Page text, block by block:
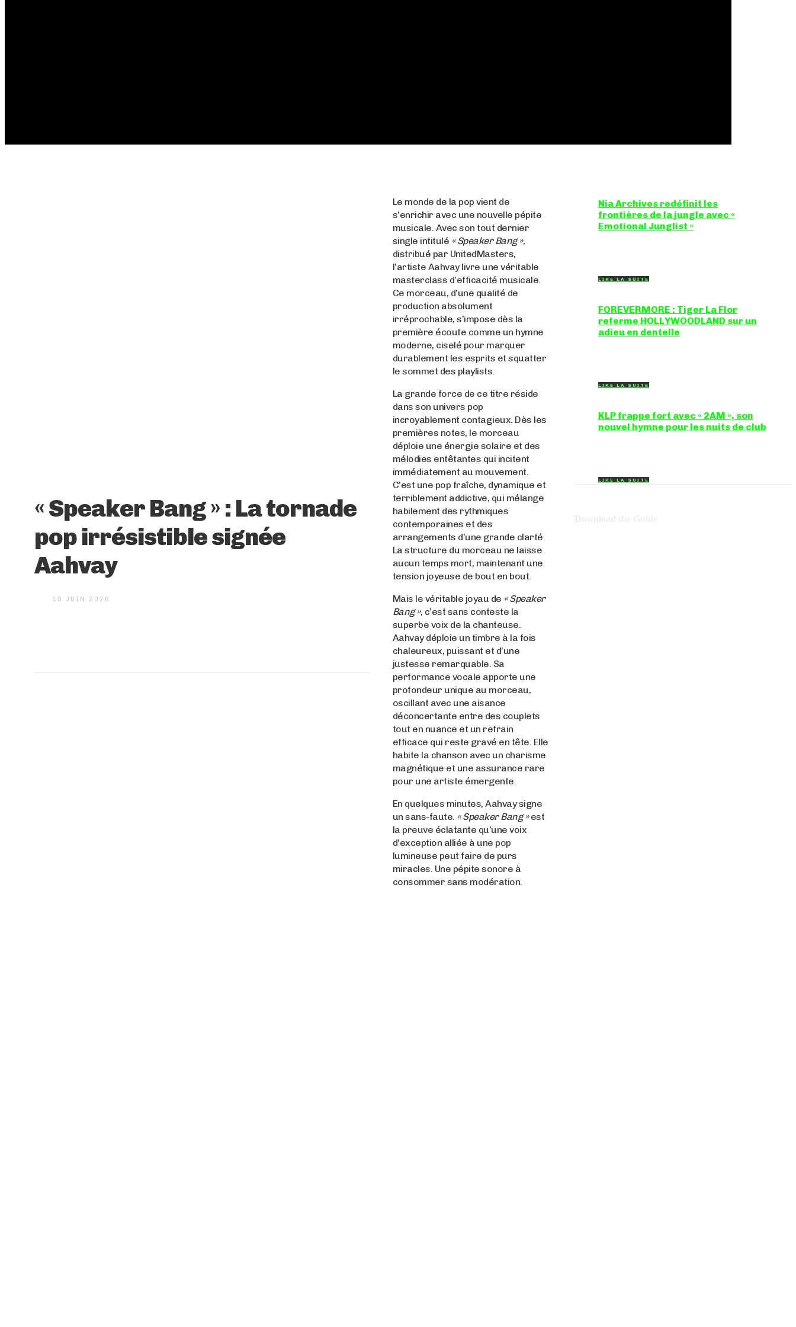
« Speaker Bang » : La tornade
pop irrésistible signée
Aahvay
18 JUIN 2026
Le monde de la pop vient de
s’enrichir avec une nouvelle pépite
musicale. Avec son tout dernier
single intitulé « Speaker Bang »,
distribué par UnitedMasters,
l’artiste Aahvay livre une véritable
masterclass d’efficacité musicale.
Ce morceau, d’une qualité de
production absolument
irréprochable, s’impose dès la
première écoute comme un hymne
moderne, ciselé pour marquer
durablement les esprits et squatter
le sommet des playlists.
La grande force de ce titre réside
dans son univers pop
incroyablement contagieux. Dès les
premières notes, le morceau
déploie une énergie solaire et des
mélodies entêtantes qui incitent
immédiatement au mouvement.
C’est une pop fraîche, dynamique et
terriblement addictive, qui mélange
habilement des rythmiques
contemporaines et des
arrangements d’une grande clarté.
La structure du morceau ne laisse
aucun temps mort, maintenant une
tension joyeuse de bout en bout.
Mais le véritable joyau de « Speaker
Bang », c’est sans conteste la
superbe voix de la chanteuse.
Aahvay déploie un timbre à la fois
chaleureux, puissant et d’une
justesse remarquable. Sa
performance vocale apporte une
profondeur unique au morceau,
oscillant avec une aisance
déconcertante entre des couplets
tout en nuance et un refrain
efficace qui reste gravé en tête. Elle
habite la chanson avec un charisme
magnétique et une assurance rare
pour une artiste émergente.
En quelques minutes, Aahvay signe
un sans-faute. « Speaker Bang »est
la preuve éclatante qu’une voix
d’exception alliée à une pop
lumineuse peut faire de purs
miracles. Une pépite sonore à
consommer sans modération.
Nia Archives redéfinit les
frontières de la jungle avec «
Emotional Junglist »
LIRE LA SUITE
FOREVERMORE : Tiger La Flor
referme HOLLYWOODLAND sur un
adieu en dentelle
LIRE LA SUITE
KLP frappe fort avec « 2AM », son
nouvel hymne pour les nuits de club
LIRE LA SUITE